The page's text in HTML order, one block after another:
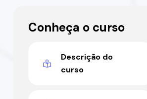
Conheça o curso
Descrição do
curso